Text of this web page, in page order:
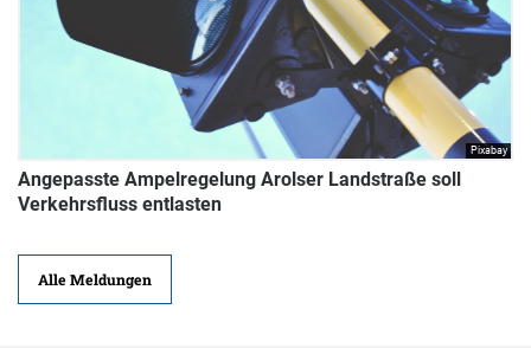
Angepasste Ampelregelung Arolser Landstraße soll
Verkehrsfluss entlasten
Pixabay
Alle Meldungen